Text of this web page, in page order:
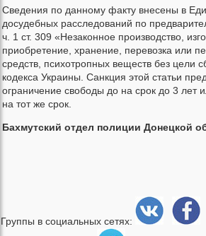
Сведения по данному факту внесены в
досудебных расследований по
ч. 1 ст. 309 «Незаконное производство,
приобретение, хранение, перевозка или
средств, психотропных веществ без цели
кодекса Украины. Санкция этой статьи
ограничение свободы до на срок до 3 лет
на тот же срок.
Бахмутский отдел полиции Донецкой
Группы в социальных сетях: